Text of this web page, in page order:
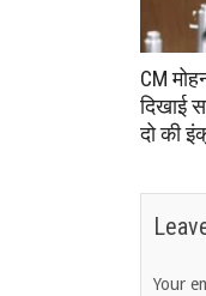
CM
दिखाई
दो की
Your